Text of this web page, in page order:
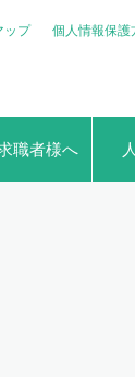
ップ 個人情報保護
職者様へ